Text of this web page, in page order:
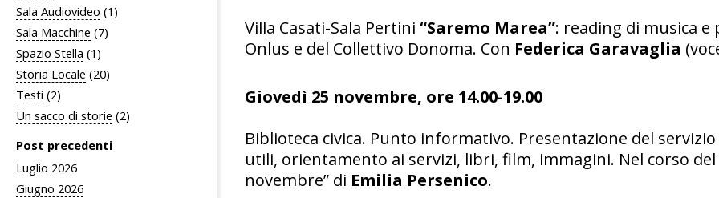
Sala Audiovideo (1)
Sala Macchine (7)
Spazio Stella (1)
Storia Locale (20)
Testi (2)
Un sacco di storie (2)
Post precedenti
Luglio 2026
Giugno 2026
Villa Casati-Sala Pertini “Saremo Marea”: reading di musica e
Onlus e del Collettivo Donoma. Con Federica Garavaglia
Giovedì 25 novembre, ore 14.00-19.00
Biblioteca civica. Punto informativo. Presentazione del servizio
utili, orientamento ai servizi, libri, film, immagini. Nel corso
novembre” di Emilia Persenico.